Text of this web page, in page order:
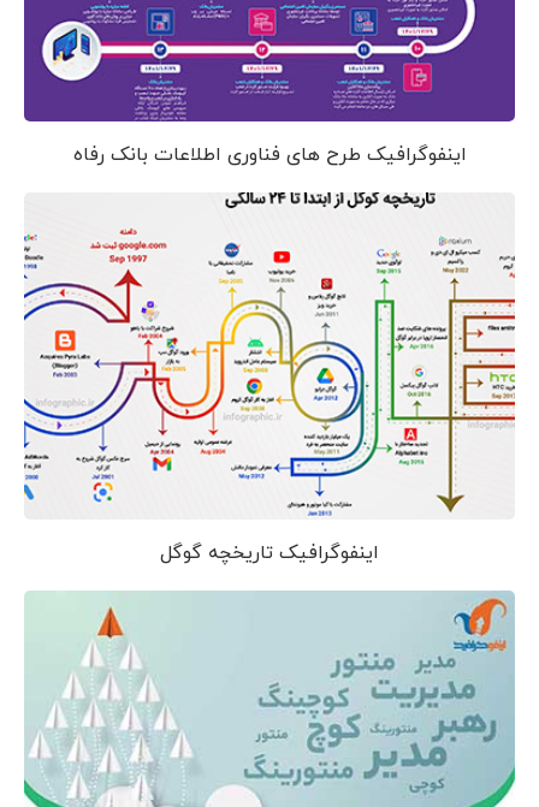
اینفوگرافیک طرح های فناوری اطلاعات بانک رفاه
اینفوگرافیک تاریخچه گوگل